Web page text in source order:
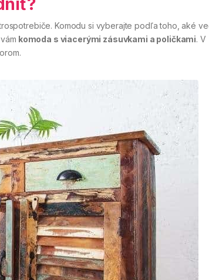
Komodu si vyberajte podľa toho, aké
komoda s viacerými zásuvkami a poličkami. V